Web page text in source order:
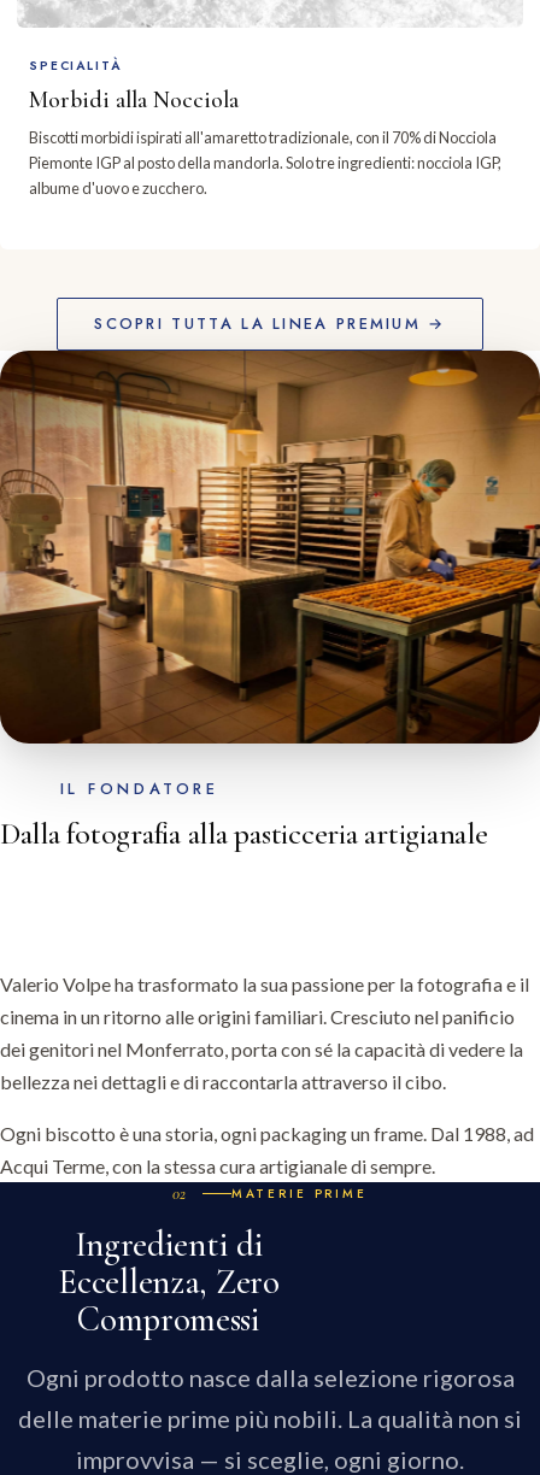
SPECIALITÀ
Morbidi alla Nocciola
Biscotti morbidi ispirati all'amaretto tradizionale, con il 70% di Nocciola
Piemonte IGP al posto della mandorla. Solo tre ingredienti: nocciola IGP,
albume d'uovo e zucchero.
SCOPRI TUTTA LA LINEA PREMIUM →
IL FONDATORE
Dalla fotografia alla pasticceria artigianale
Valerio Volpe ha trasformato la sua passione per la fotografia e il
cinema in un ritorno alle origini familiari. Cresciuto nel panificio
dei genitori nel Monferrato, porta con sé la capacità di vedere la
bellezza nei dettagli e di raccontarla attraverso il cibo.
Ogni biscotto è una storia, ogni packaging un frame. Dal 1988, ad
Acqui Terme, con la stessa cura artigianale di sempre.
MATERIE PRIME
Ingredienti di
Eccellenza, Zero
Compromessi
Ogni prodotto nasce dalla selezione rigorosa
delle materie prime più nobili. La qualità non si
improvvisa — si sceglie, ogni giorno.